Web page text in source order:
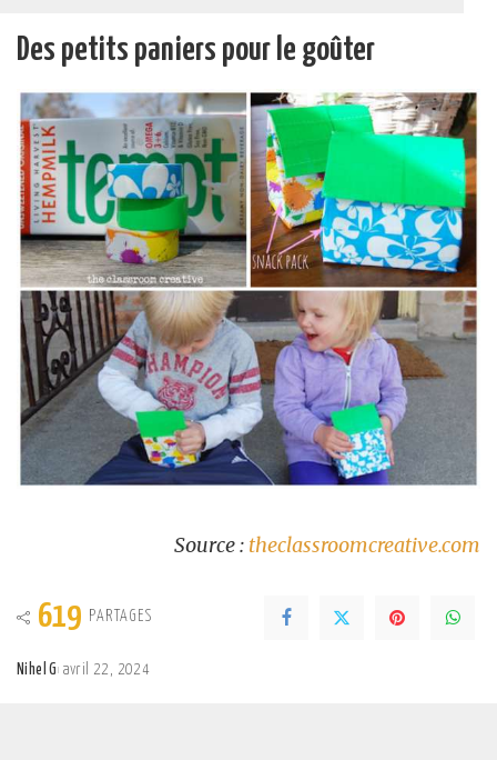
Des petits paniers pour le goûter
Source : theclassroomcreative.com
619 PARTAGES
Nihel G avril 22, 2024